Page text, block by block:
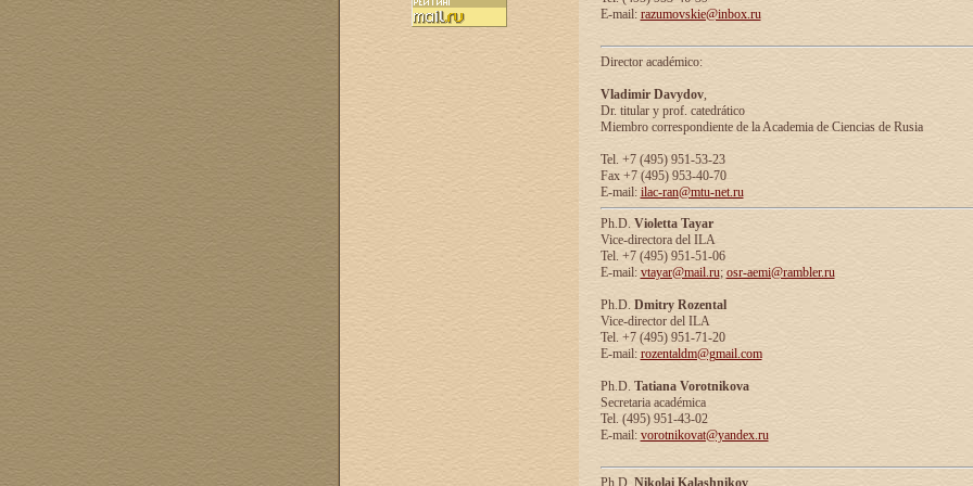
E-mail: razumovskie@inbox.ru
Director académico:
Vladimir Davydov,
Dr. titular y prof. catedrático
Miembro correspondiente de la Academia de Ciencias de Rusia
Tel. +7 (495) 951-53-23
Fax +7 (495) 953-40-70
E-mail: ilac-ran@mtu-net.ru
Ph.D. Violetta Tayar
Vice-directora del ILA
Tel. +7 (495) 951-51-06
E-mail: vtayar@mail.ru; osr-aemi@rambler.ru
Ph.D. Dmitry Rozental
Vice-director del ILA
Tel. +7 (495) 951-71-20
E-mail: rozentaldm@gmail.com
Ph.D. Tatiana Vorotnikova
Secretaria académica
Tel. (495) 951-43-02
E-mail: vorotnikovat@yandex.ru
Ph.D. Nikolai Kalashnikov